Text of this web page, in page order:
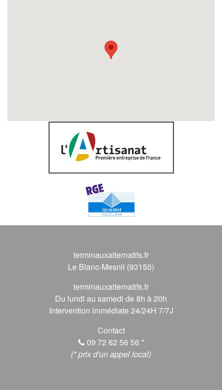
terminauxalternatifs.fr
Le Blanc-Mesnil (93150)
terminauxalternatifs.fr
Du lundi au samedi de 8h à 20h
Intervention immédiate 24/24H 7/7J
Contact
09 72 62 56 56 *
(* prix d'un appel local)